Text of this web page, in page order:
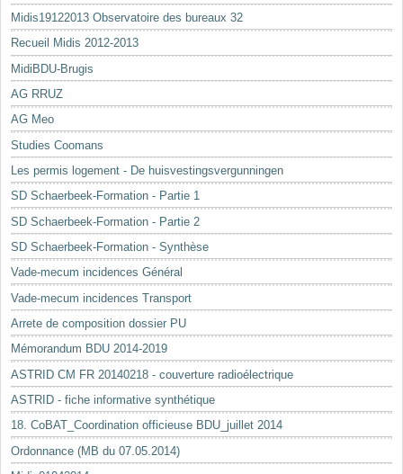
Midis19122013 Observatoire des bureaux 32
Recueil Midis 2012-2013
MidiBDU-Brugis
AG RRUZ
AG Meo
Studies Coomans
Les permis logement - De huisvestingsvergunningen
SD Schaerbeek-Formation - Partie 1
SD Schaerbeek-Formation - Partie 2
SD Schaerbeek-Formation - Synthèse
Vade-mecum incidences Général
Vade-mecum incidences Transport
Arrete de composition dossier PU
Mémorandum BDU 2014-2019
ASTRID CM FR 20140218 - couverture radioélectrique
ASTRID - fiche informative synthétique
18. CoBAT_Coordination officieuse BDU_juillet 2014
Ordonnance (MB du 07.05.2014)